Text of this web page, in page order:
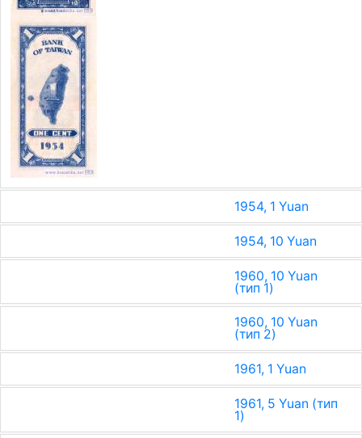
1954, 1 Yuan
1954, 10 Yuan
1960, 10 Yuan
(тип 1)
1960, 10 Yuan
(тип 2)
1961, 1 Yuan
1961, 5 Yuan (тип
1)